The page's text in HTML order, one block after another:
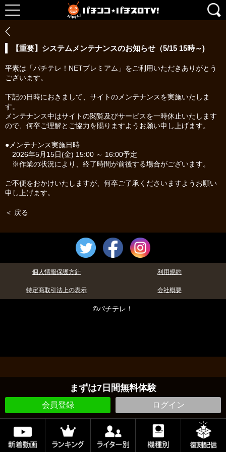
まずは7日間無料体験
会員登録 ログイン
【重要】システムメンテナンスのお知らせ（5/15 15時～)
平素は「パチテレ！NETプレミアム」をご利用いただきありがとう
ございます。
下記の日時におきまして、サイトのメンテナンスを実施いたしま
す。
メンテナンス中はサイトの閲覧及びサービスを一時休止いたします
ので、何卒ご理解とご協力を賜りますようお願い申し上げます。
●メンテナンス実施日時
2026年5月15日(金) 15:00 ～ 16:00予定
※作業の状況により、終了時間が前後する場合がございます。
ご不便をおかけいたしますが、何卒ご了承くださいますようお願い
申し上げます。
＜ 戻る
個人情報保護方針 利用規約
特定商取引法上の表示 会社概要
©パチテレ！